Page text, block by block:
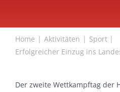
Home Aktivitäten
Sport
Erfolgreicher Einzug ins
Der zweite Wettkampftag der